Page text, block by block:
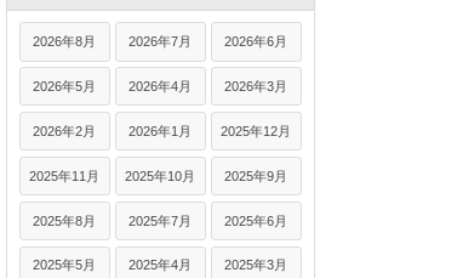
2026年8月 2026年7月 2026年6月
2026年5月 2026年4月 2026年3月
2026年2月 2026年1月 2025年12月
2025年11月 2025年10月 2025年9月
2025年8月 2025年7月 2025年6月
2025年5月 2025年4月 2025年3月